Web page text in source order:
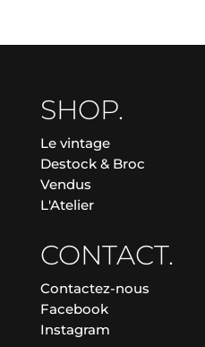
SHOP.
Le vintage
Destock & Broc
Vendus
L'Atelier
CONTACT.
Contactez-nous
Facebook
Instagram